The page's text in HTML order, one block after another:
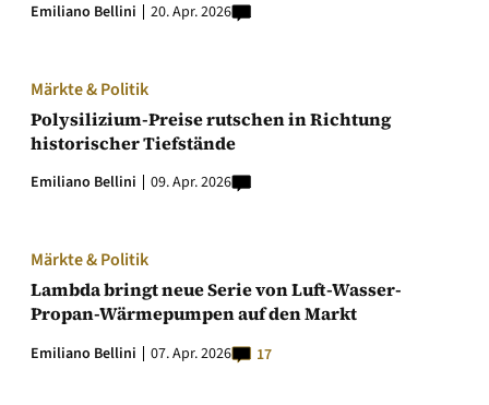
Emiliano Bellini 20. Apr. 2026
Märkte & Politik
Polysilizium-Preise rutschen in Richtung
historischer Tiefstände
Emiliano Bellini 09. Apr. 2026
Märkte & Politik
Lambda bringt neue Serie von Luft-Wasser-
Propan-Wärmepumpen auf den Markt
Emiliano Bellini 07. Apr. 2026 17